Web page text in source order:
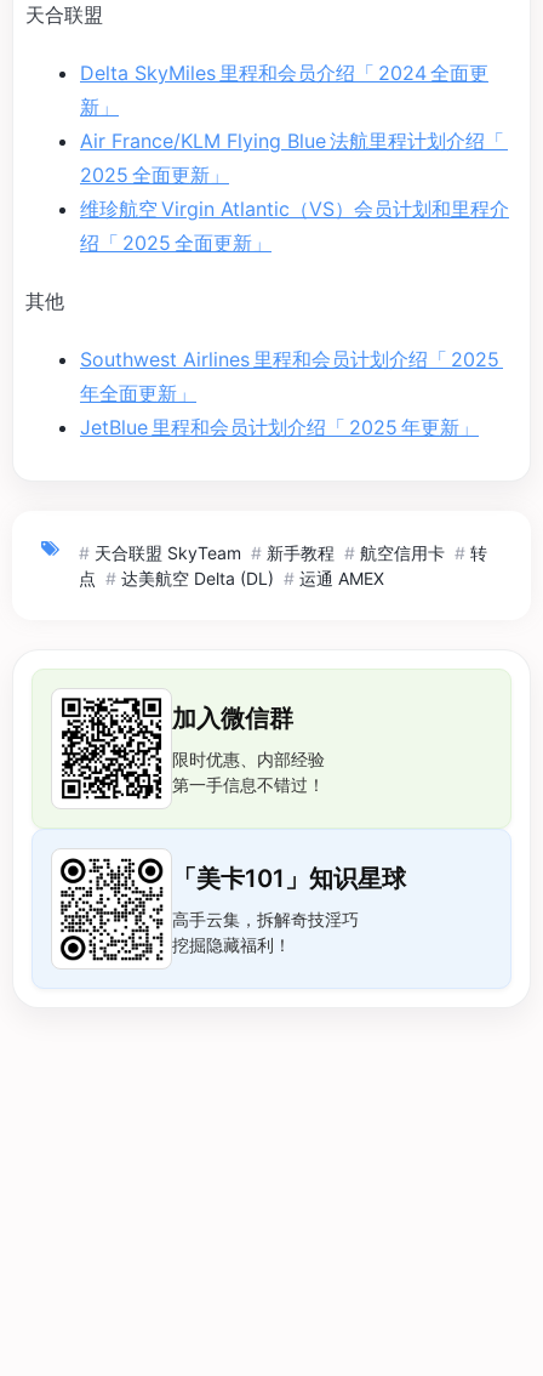
天合联盟
Delta SkyMiles 里程和会员介绍「 2024 全面更
新」
Air France/KLM Flying Blue 法航里程计划介绍「
2025 全面更新」
维珍航空 Virgin Atlantic（VS）会员计划和里程介
绍「 2025 全面更新」
其他
Southwest Airlines 里程和会员计划介绍「 2025
年全面更新」
JetBlue 里程和会员计划介绍「 2025 年更新」
# 天合联盟 SkyTeam # 新手教程 # 航空信用卡 # 转
点 # 达美航空 Delta (DL) # 运通 AMEX
加入微信群
限时优惠、内部经验
第一手信息不错过！
「美卡101」知识星球
高手云集，拆解奇技淫巧
挖掘隐藏福利！